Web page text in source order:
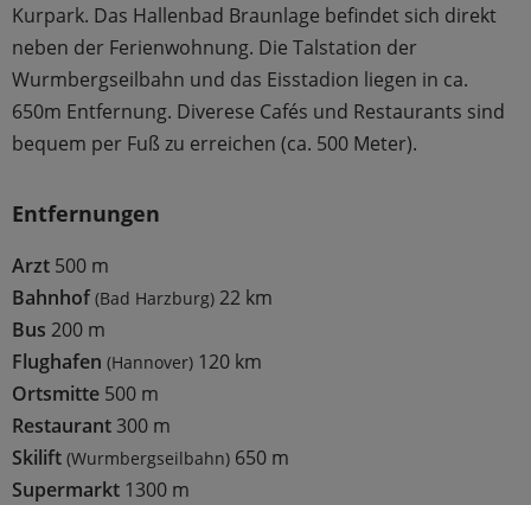
Kurpark. Das Hallenbad Braunlage befindet sich direkt
neben der Ferienwohnung. Die Talstation der
Wurmbergseilbahn und das Eisstadion liegen in ca.
650m Entfernung. Diverese Cafés und Restaurants sind
bequem per Fuß zu erreichen (ca. 500 Meter).
Entfernungen
Arzt 500 m
Bahnhof (Bad Harzburg) 22 km
Bus 200 m
Flughafen (Hannover) 120 km
Ortsmitte 500 m
Restaurant 300 m
Skilift (Wurmbergseilbahn) 650 m
Supermarkt 1300 m